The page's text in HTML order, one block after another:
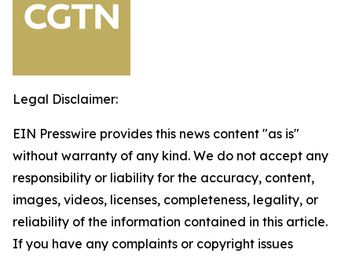
Legal Disclaimer:
EIN Presswire provides this news content "as is"
without warranty of any kind. We do not accept any
responsibility or liability for the accuracy, content,
images, videos, licenses, completeness, legality, or
reliability of the information contained in this article.
If you have any complaints or copyright issues